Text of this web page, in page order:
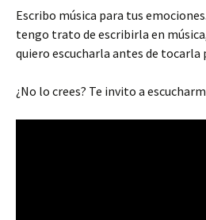
Escribo música para tus
tengo trato de escribirla en
quiero escucharla antes de tocarla
¿No lo crees? Te invito a